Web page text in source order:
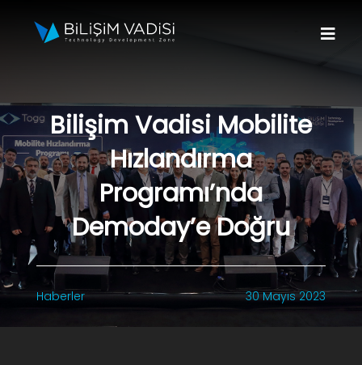
Markalar
Programlar
Basın
Bilişim Vadisi Mobilite
Hızlandırma
Programı’nda
Demoday’e Doğru
Haberler 30 Mayıs 2023